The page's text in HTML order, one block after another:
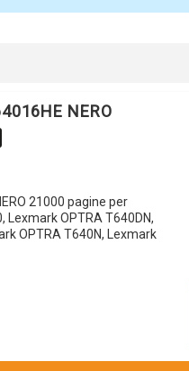
NERO
21000 pagine per
Lexmark OPTRA T640DN,
OPTRA T640N, Lexmark